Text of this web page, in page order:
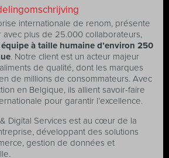
internationale de renom, présente
avec plus de 25.000 collaborateurs,
équipe à taille humaine d’environ 250
. Notre client est un acteur majeur
de qualité, dont les marques
de millions de consommateurs. Avec
en Belgique, ils allient savoir-faire
pour garantir l’excellence.
Digital Services est au cœur de la
développant des solutions
gestion de données et